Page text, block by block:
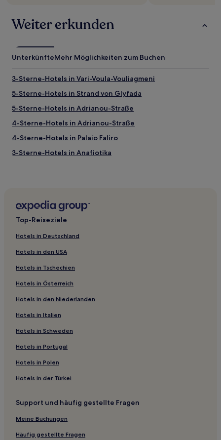
Weiter erkunden
UnterkünfteMehr Möglichkeiten zum Buchen
3-Sterne-Hotels in Vari-Voula-Vouliagmeni
5-Sterne-Hotels in Strand von Glyfada
5-Sterne-Hotels in Adrianou-Straße
4-Sterne-Hotels in Adrianou-Straße
4-Sterne-Hotels in Palaio Faliro
3-Sterne-Hotels in Anafiotika
3-Sterne-Hotels in Neos Kosmos
4-Sterne-Hotels in Neos Kosmos
5-Sterne-Hotels in Strand Astir
3-Sterne-Hotels in Viktoria-Platz
4-Sterne-Hotels in Yabanaki-Strand
4-Sterne-Hotels in Ermou-Straße
Ferienwohnungen in Zografos
Gasthäuser in Attica
Gasthäuser in Piräus
Ferienwohnungen in Yabanaki-Strand
Gasthäuser in Koukaki
Gasthäuser in Athen
Aparthotels in Athen
Golf nahe Strand von Glyfada
Familien nahe Strand von Glyfada
Top-Reiseziele
Hotels in Deutschland
Hotels in den USA
Hotels in Tschechien
Hotels in Österreich
Hotels in den Niederlanden
Hotels in Italien
Hotels in Schweden
Hotels in Portugal
Hotels in Polen
Hotels in der Türkei
Support und häufig gestellte Fragen
Meine Buchungen
Häufig gestellte Fragen